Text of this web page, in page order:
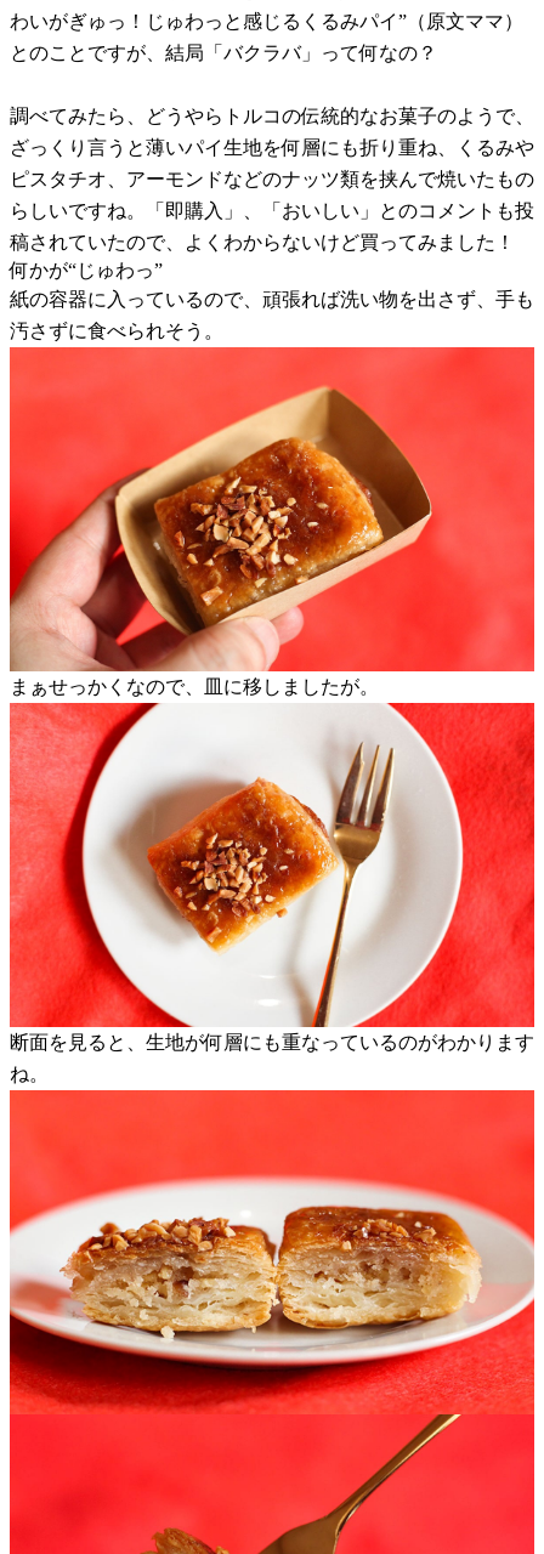
わいがぎゅっ！じゅわっと感じるくるみパイ”（原文ママ）
とのことですが、結局「バクラバ」って何なの？
調べてみたら、どうやらトルコの伝統的なお菓子のようで、
ざっくり言うと薄いパイ生地を何層にも折り重ね、くるみや
ピスタチオ、アーモンドなどのナッツ類を挟んで焼いたもの
らしいですね。「即購入」、「おいしい」とのコメントも投
稿されていたので、よくわからないけど買ってみました！
何かが“じゅわっ”
紙の容器に入っているので、頑張れば洗い物を出さず、手も
汚さずに食べられそう。
まぁせっかくなので、皿に移しましたが。
断面を見ると、生地が何層にも重なっているのがわかります
ね。